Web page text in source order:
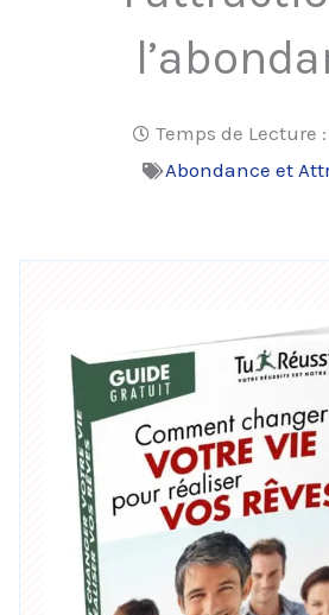
Temps de Lecture :
Abondance et